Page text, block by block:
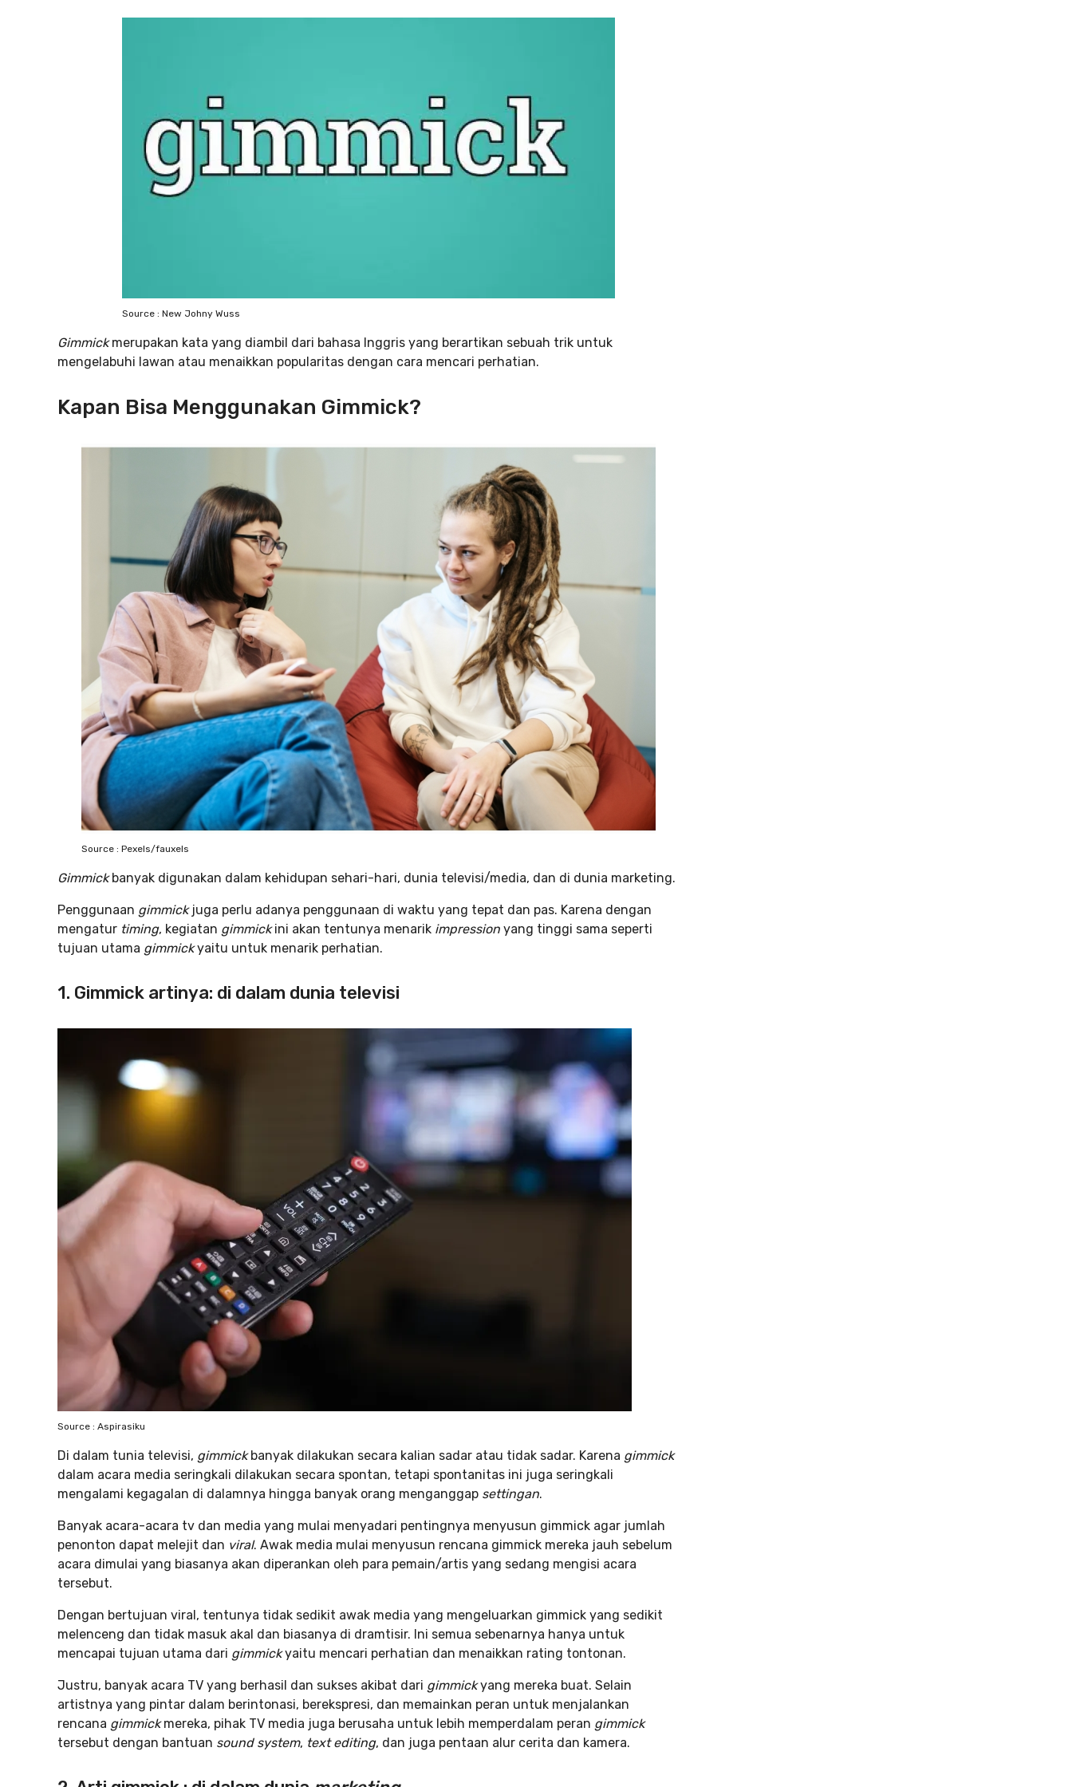
Source : New Johny Wuss
Gimmickmerupakan kata yang diambil dari bahasa Inggris yang berartikan sebuah trik untuk
mengelabuhi lawan atau menaikkan popularitas dengan cara mencari perhatian.
Kapan Bisa Menggunakan Gimmick?
Source : Pexels/fauxels
Gimmickbanyak digunakan dalam kehidupan sehari-hari, dunia televisi/media, dan di dunia marketing.
Penggunaan gimmickjuga perlu adanya penggunaan di waktu yang tepat dan pas. Karena dengan
mengatur timing, kegiatan gimmickini akan tentunya menarik impression yang tinggi sama seperti
tujuan utama gimmickyaitu untuk menarik perhatian.
1. Gimmick artinya: di dalam dunia televisi
Source : Aspirasiku
Di dalam tunia televisi, gimmickbanyak dilakukan secara kalian sadar atau tidak sadar. Karena gimmick
dalam acara media seringkali dilakukan secara spontan, tetapi spontanitas ini juga seringkali
mengalami kegagalan di dalamnya hingga banyak orang menganggap settingan.
Banyak acara-acara tv dan media yang mulai menyadari pentingnya menyusun gimmick agar jumlah
penonton dapat melejit dan viral. Awak media mulai menyusun rencana gimmick mereka jauh sebelum
acara dimulai yang biasanya akan diperankan oleh para pemain/artis yang sedang mengisi acara
tersebut.
Dengan bertujuan viral, tentunya tidak sedikit awak media yang mengeluarkan gimmick yang sedikit
melenceng dan tidak masuk akal dan biasanya di dramtisir. Ini semua sebenarnya hanya untuk
mencapai tujuan utama dari gimmickyaitu mencari perhatian dan menaikkan rating tontonan.
Justru, banyak acara TV yang berhasil dan sukses akibat dari gimmickyang mereka buat. Selain
artistnya yang pintar dalam berintonasi, berekspresi, dan memainkan peran untuk menjalankan
rencana gimmickmereka, pihak TV media juga berusaha untuk lebih memperdalam peran gimmick
tersebut dengan bantuan sound system, text editing, dan juga pentaan alur cerita dan kamera.